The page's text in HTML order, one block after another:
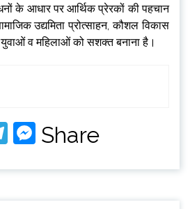
के आधार पर आर्थिक प्रेरकों की पहचान
उद्यमिता प्रोत्साहन, कौशल विकास
युवाओं व महिलाओं को सशक्त बनाना है।
Telegram
Messenger
Share